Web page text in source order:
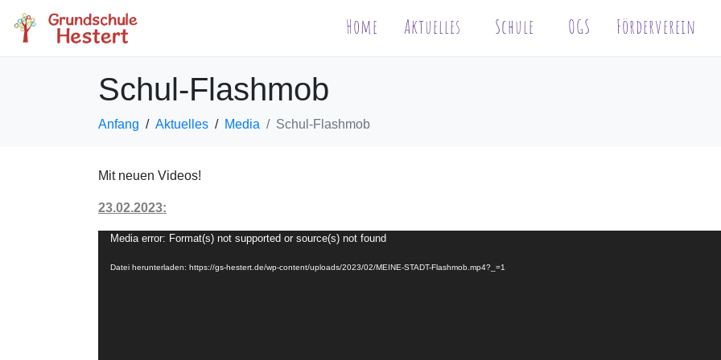
Home Aktuelles Schule OGS Förderverein
Schul-Flashmob
Anfang Aktuelles Media Schul-Flashmob
Mit neuen Videos!
23.02.2023:
Video-
Media error: Format(s) not supported or source(s) not found
Datei herunterladen: https://gs-hestert.de/wp-content/uploads/2023/02/MEINE-STADT-Flashmob.mp4?_=1